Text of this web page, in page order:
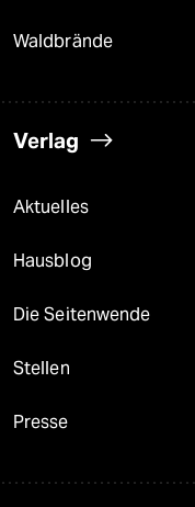
Waldbrände
Verlag
Aktuelles
Hausblog
Die Seitenwende
Stellen
Presse